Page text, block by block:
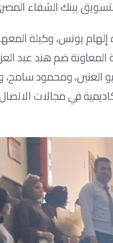
يونس، وكيلة
ضم هند عبد
العنين، ومحمود
في مجالات